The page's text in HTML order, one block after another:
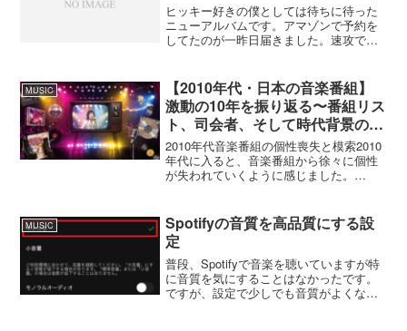
ヒッキー好きの僕としては待ちに待った
ニューアルバムです。アマゾンで予約を
してたのが一昨日届きました。速攻でウ
さすがに夕方になったら彼女が飽きてし
まってストップ。仕方がな...
MUSIC
【2010年代・日本の音楽番組】
激動の10年を振り返る〜番組リス
ト、司会者、そして時代背景の徹
底分析
2010年代音楽番組の個性喪失と模索2010
年代に入ると、音楽番組から徐々に個性
が失われていくように感じました。
及、そしてYouTubeの...
MUSIC
Spotifyの音質を高品質にする設
定
普段、Spotifyで音楽を聴いていますが特
に音質を気にすることはなかったです。
ですが、設定で少しでも音質がよくなら